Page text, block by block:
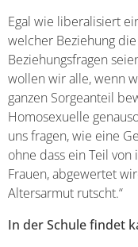
Egal wie liberalisiert
welcher Beziehung
Beziehungsfragen
wollen wir alle, wenn
ganzen Sorgeanteil
Homosexuelle
uns fragen, wie eine
ohne dass ein Teil
Frauen, abgewertet
Altersarmut rutscht.“
In der Schule findet